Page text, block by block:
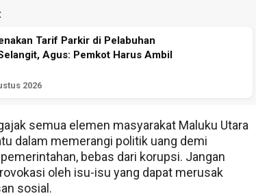
Tarif Parkir di Pelabuhan
Agus: Pemkot Harus Ambil
2026
semua elemen masyarakat Maluku Utara
dalam memerangi politik uang demi
bebas dari korupsi. Jangan
oleh isu-isu yang dapat merusak
sosial.